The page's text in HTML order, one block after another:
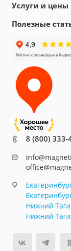
Услуги и цены
Полезные
8 (800) 333-
Нижний
Нижний